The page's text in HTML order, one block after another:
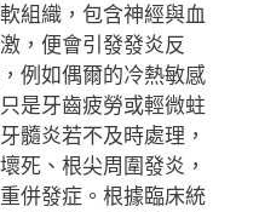
組織，包含神經與血
，便會引發發炎反
例如偶爾的冷熱敏感
是牙齒疲勞或輕微蛀
髓炎若不及時處理，
死、根尖周圍發炎，
併發症。根據臨床統